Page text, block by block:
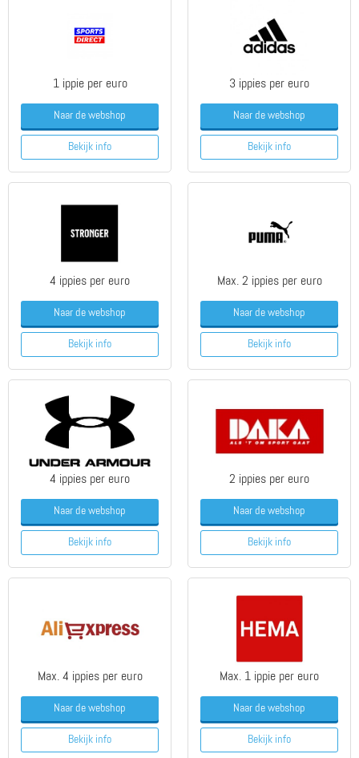
1 ippie per euro
Naar de webshop
Bekijk info
3 ippies per euro
Naar de webshop
Bekijk info
4 ippies per euro
Naar de webshop
Bekijk info
Max. 2 ippies per euro
Naar de webshop
Bekijk info
4 ippies per euro
Naar de webshop
Bekijk info
2 ippies per euro
Naar de webshop
Bekijk info
Max. 4 ippies per euro
Naar de webshop
Bekijk info
Max. 1 ippie per euro
Naar de webshop
Bekijk info